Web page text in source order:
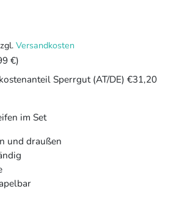
Versandkosten
€)
Sperrgut (AT/DE) €31,20
im Set
und draußen